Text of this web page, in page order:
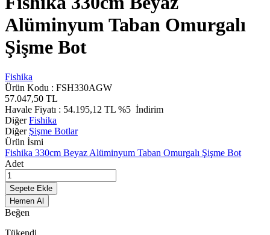
Alüminyum Taban Omurgalı
Şişme Bot
Fishika
Ürün Kodu : FSH330AGW
57.047,50 TL
Havale Fiyatı : 54.195,12 TL %5 İndirim
DiğerFishika
Diğer Şişme Botlar
Ürün İsmi
Fishika 330cm Beyaz Alüminyum Taban Omurgalı Şişme Bot
Adet
Sepete Ekle
Hemen Al
Beğen
Tükendi